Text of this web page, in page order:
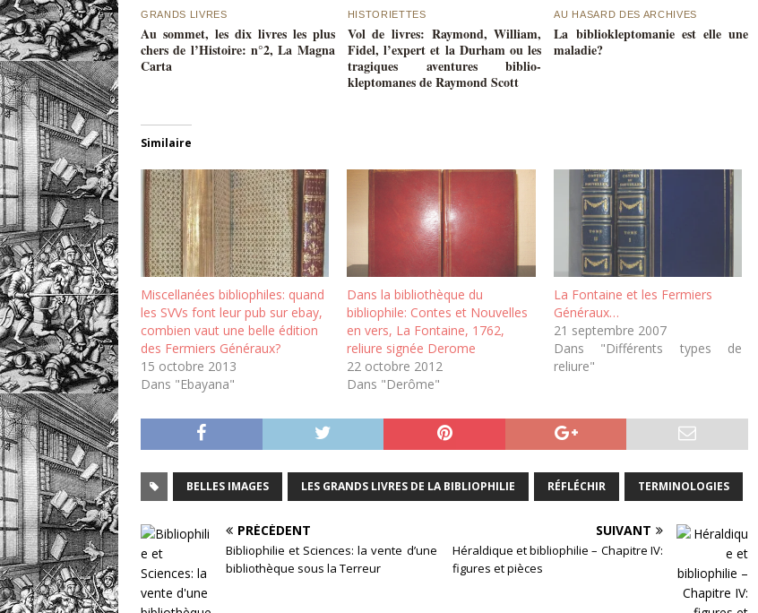
GRANDS LIVRES
Au sommet, les dix livres les plus
chers de l’Histoire: n°2, La Magna
Carta
HISTORIETTES
Vol de livres: Raymond, William,
Fidel, l’expert et la Durham ou les
tragiques aventures biblio-
kleptomanes de Raymond Scott
AU HASARD DES ARCHIVES
La bibliokleptomanie est elle une
maladie?
Similaire
Miscellanées bibliophiles: quand
les SVVs font leur pub sur ebay,
combien vaut une belle édition
des Fermiers Généraux?
15 octobre 2013
Dans "Ebayana"
Dans la bibliothèque du
bibliophile: Contes et Nouvelles
en vers, La Fontaine, 1762,
reliure signée Derome
22 octobre 2012
Dans "Derôme"
La Fontaine et les Fermiers
Généraux…
21 septembre 2007
Dans "Différents types de
reliure"
BELLES IMAGES LES GRANDS LIVRES DE LA BIBLIOPHILIE RÉFLÉCHIR TERMINOLOGIES
PRÉCÉDENT
Bibliophilie et Sciences: la vente d’une
bibliothèque sous la Terreur
SUIVANT
Héraldique et bibliophilie – Chapitre IV:
figures et pièces